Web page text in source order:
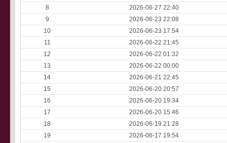
8
2026-06-27 22:40
9
2026-06-23 22:08
10
2026-06-23 17:54
11
2026-06-22 21:45
12
2026-06-22 01:32
13
2026-06-22 00:00
14
2026-06-21 22:45
15
2026-06-20 20:57
16
2026-06-20 19:34
17
2026-06-20 15:46
18
2026-06-19 21:28
19
2026-06-17 19:54